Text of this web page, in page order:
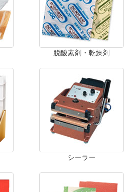
脱酸素剤・乾燥剤
シーラー